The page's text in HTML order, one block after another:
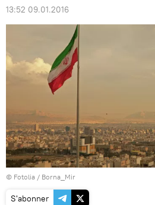
13:52 09.01.2016
© Fotolia / Borna_Mir
S'abonner